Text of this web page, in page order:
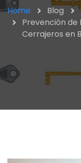
Home Blog
Prevención de
Cerrajeros en